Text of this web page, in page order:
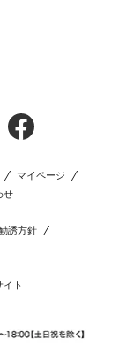
マイページ
せ
誘方針
イト